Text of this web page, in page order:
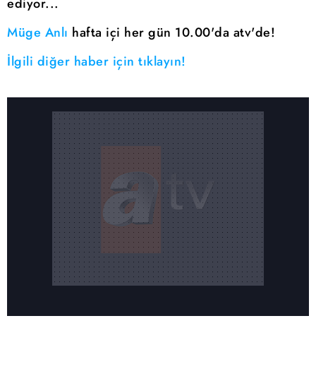
Müge Anlı hafta içi her gün 10.00'da atv'de!
İlgili diğer haber için tıklayın!